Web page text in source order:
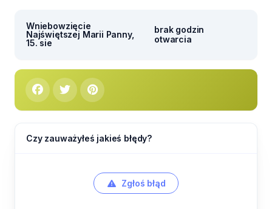
Wniebowzięcie
Najświętszej Marii Panny,
15. sie
brak godzin
otwarcia
Czy zauważyłeś jakieś błędy?
Zgłoś błąd